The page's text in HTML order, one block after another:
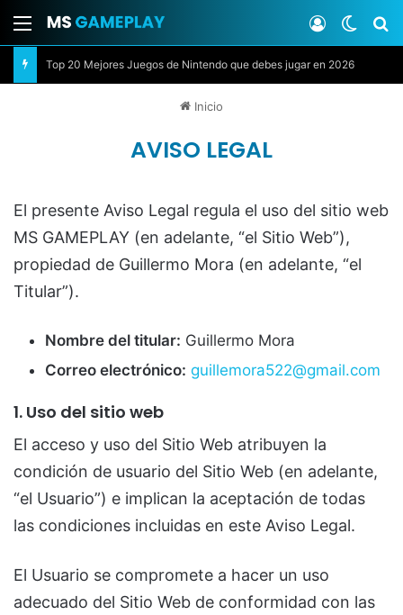
Menú Acceso
Top 20 Mejores Juegos de Nintendo que debes jugar en 2026
Inicio
AVISO LEGAL
El presente Aviso Legal regula el uso del sitio web
MS GAMEPLAY (en adelante, “el Sitio Web”),
propiedad de Guillermo Mora (en adelante, “el
Titular”).
Nombre del titular: Guillermo Mora
Correo electrónico: guillemora522@gmail.com
1. Uso del sitio web
El acceso y uso del Sitio Web atribuyen la
condición de usuario del Sitio Web (en adelante,
“el Usuario”) e implican la aceptación de todas
las condiciones incluidas en este Aviso Legal.
El Usuario se compromete a hacer un uso
adecuado del Sitio Web de conformidad con las